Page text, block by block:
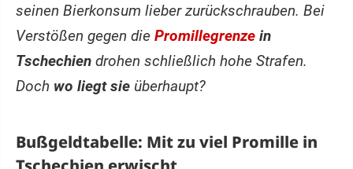
seinen Bierkonsum lieber zurückschrauben. Bei
Verstößen gegen die Promillegrenze in
Tschechien drohen schließlich hohe Strafen.
Doch wo liegt sie überhaupt?
Bußgeldtabelle: Mit zu viel Promille in